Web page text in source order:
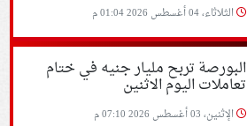
الثلاثاء، 04 أغسطس 2026 01:04 م
البورصة تربح مليار جنيه في ختام
تعاملات اليوم الاثنين
الإثنين، 03 أغسطس 2026 07:10 م